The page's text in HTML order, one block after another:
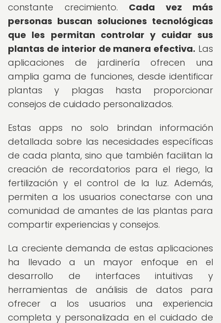
constante crecimiento. Cada vez más
personas buscan soluciones tecnológicas
que les permitan controlar y cuidar sus
plantas de interior de manera efectiva. Las
aplicaciones de jardinería ofrecen una
amplia gama de funciones, desde identificar
plantas y plagas hasta proporcionar
consejos de cuidado personalizados.
Estas apps no solo brindan información
detallada sobre las necesidades específicas
de cada planta, sino que también facilitan la
creación de recordatorios para el riego, la
fertilización y el control de la luz. Además,
permiten a los usuarios conectarse con una
comunidad de amantes de las plantas para
compartir experiencias y consejos.
La creciente demanda de estas aplicaciones
ha llevado a un mayor enfoque en el
desarrollo de interfaces intuitivas y
herramientas de análisis de datos para
ofrecer a los usuarios una experiencia
completa y personalizada en el cuidado de